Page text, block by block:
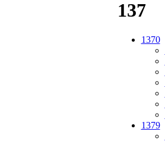
137
1370
1379